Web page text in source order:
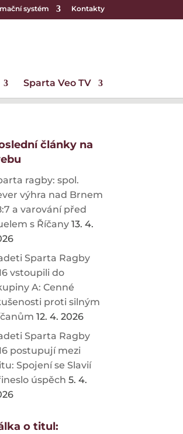
systém Kontakty
Sparta Veo TV
články na
ragby: spol.
výhra nad Brnem
a varování před
s Říčany 13. 4.
Sparta Ragby
vstoupili do
A: Cenné
proti silným
12. 4. 2026
Sparta Ragby
postupují mezi
Spojení se Slavií
úspěch 5. 4.
o titul: